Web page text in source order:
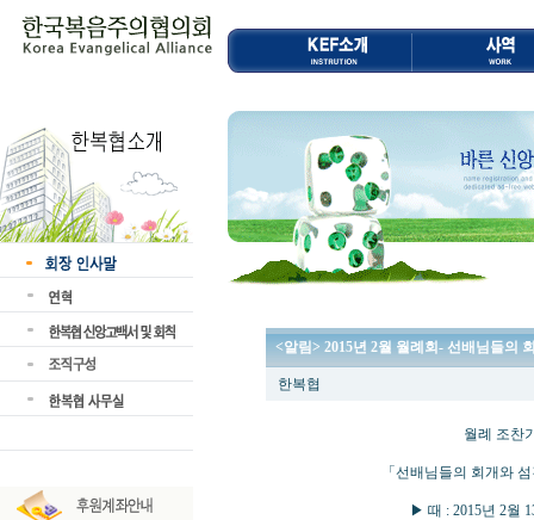
<알림> 2015년 2월 월례회- 선배님들의
한복협
월례 조찬기도회
「선배님들의 회개와 섬김과
▶ 때 : 2015년 2월 13일 (금